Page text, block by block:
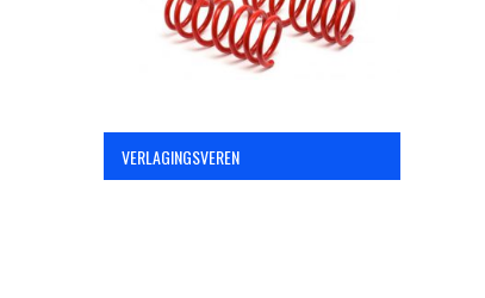
VERLAGINGSVEREN